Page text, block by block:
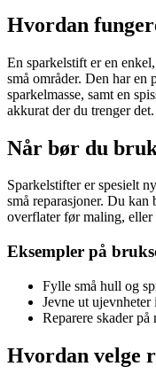
Hvordan
En sparkelstift er en
små områder. Den har en
sparkelmasse, samt en
akkurat der du trenger det.
Når bør du
Sparkelstifter er spesielt
små reparasjoner. Du
overflater før maling, eller
Eksempler på
Fylle små hull og
Jevne ut
Reparere skader på
Hvordan velge